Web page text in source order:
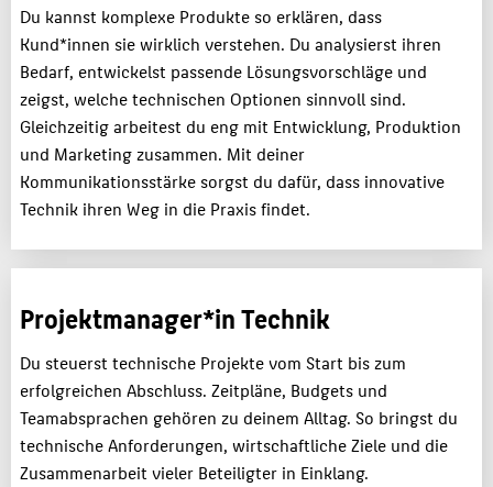
Du kannst komplexe Produkte so erklären, dass
Kund*innen sie wirklich verstehen. Du analysierst ihren
Bedarf, entwickelst passende Lösungsvorschläge und
zeigst, welche technischen Optionen sinnvoll sind.
Gleichzeitig arbeitest du eng mit Entwicklung, Produktion
und Marketing zusammen. Mit deiner
Kommunikationsstärke sorgst du dafür, dass innovative
Technik ihren Weg in die Praxis findet.
Projektmanager*in Technik
Du steuerst technische Projekte vom Start bis zum
erfolgreichen Abschluss. Zeitpläne, Budgets und
Teamabsprachen gehören zu deinem Alltag. So bringst du
technische Anforderungen, wirtschaftliche Ziele und die
Zusammenarbeit vieler Beteiligter in Einklang.